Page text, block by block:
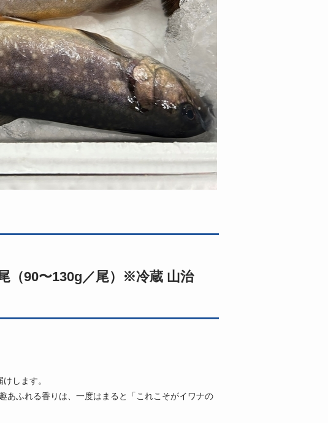
（90〜130g／尾）※冷蔵 山治
します。
あふれる香りは、一度はまると「これこそがイワナの